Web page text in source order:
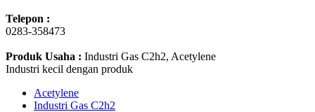
Telepon :
0283-358473
Produk Usaha : Industri Gas C2h2, Acetylene
Industri kecil dengan produk
Acetylene
Industri Gas C2h2